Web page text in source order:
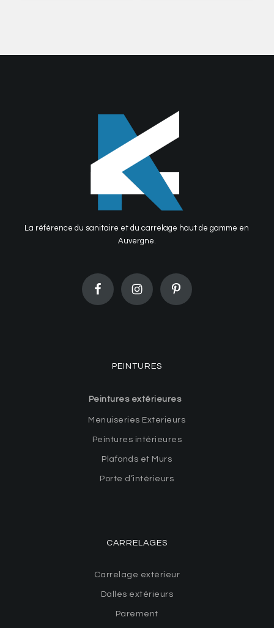
La référence du sanitaire et du carrelage haut de gamme en
Auvergne.
PEINTURES
Peintures extérieures
Menuiseries Exterieurs
Peintures intérieures
Plafonds et Murs
Porte d’intérieurs
CARRELAGES
Carrelage extérieur
Dalles extérieurs
Parement